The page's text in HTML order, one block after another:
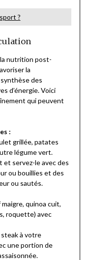
?
nutrition post-
la
des
d’énergie. Voici
qui peuvent
:
grillée, patates
légume vert.
et servez-le avec des
ou bouillies et des
ou sautés.
quinoa cuit,
roquette) avec
à votre
une portion de